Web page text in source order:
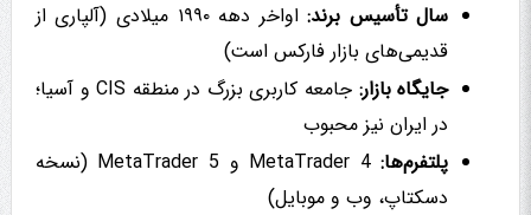
سال تأسیس برند:
اواخر دهه ۱۹۹۰ میلادی (آلپاری از
قدیمی‌های بازار فارکس است)
جایگاه بازار:
جامعه کاربری بزرگ در منطقه CIS و آسیا؛
در ایران نیز محبوب
پلتفرم‌ها:
MetaTrader 4 و MetaTrader 5 (نسخه
دسکتاپ، وب و موبایل)